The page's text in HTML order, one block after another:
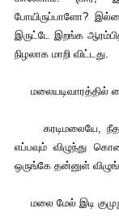
போயிருப்பாளோ?
இருட்டே இறங்க
நிழலாக மாறி விட்டது.
மலையடிவாரத்தில்
கரடிமலையே,
எப்பவும் விழுந்து
ஒருங்கே தன்னுள்
மலை மேல் இடி